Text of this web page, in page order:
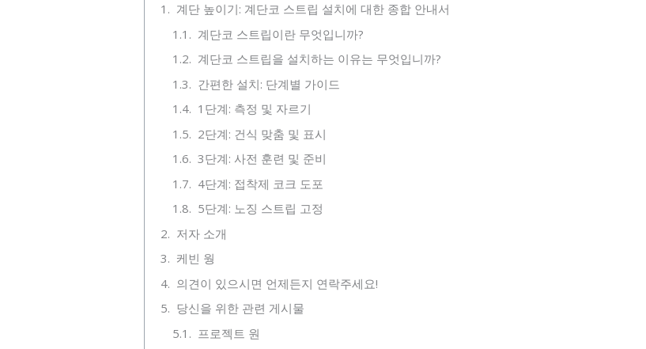
계단 높이기: 계단코 스트립 설치에 대한 종합 안내서
계단코 스트립이란 무엇입니까?
계단코 스트립을 설치하는 이유는 무엇입니까?
간편한 설치: 단계별 가이드
1단계: 측정 및 자르기
2단계: 건식 맞춤 및 표시
3단계: 사전 훈련 및 준비
4단계: 접착제 코크 도포
5단계: 노징 스트립 고정
저자 소개
케빈 웡
의견이 있으시면 언제든지 연락주세요!
당신을 위한 관련 게시물
프로젝트 원